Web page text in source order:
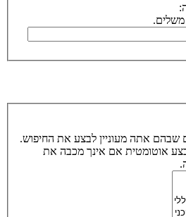
שבהם אתה מעוניין לבצע את החיפוש.
אוטומטית אם אינך מכבה את